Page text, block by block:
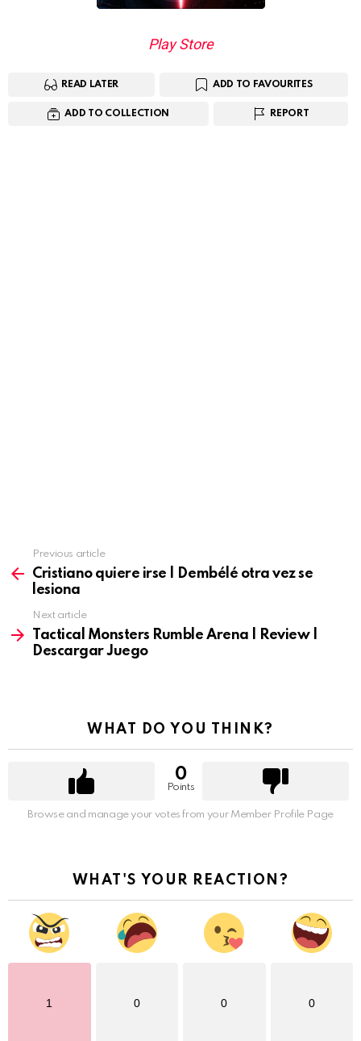
Play Store
READ LATER ADD TO FAVOURITES
ADD TO COLLECTION REPORT
more
Previous article
Cristiano quiere irse | Dembélé otra vez se
lesiona
Next article
Tactical Monsters Rumble Arena | Review |
Descargar Juego
WHAT DO YOU THINK?
0
Points
Browse and manage your votes from your Member Profile Page
WHAT'S YOUR REACTION?
1 0 0 0